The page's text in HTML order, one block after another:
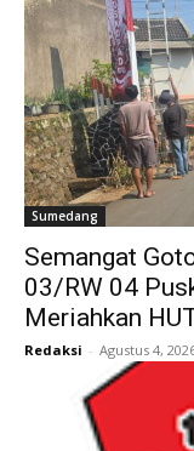
Sumedang
Semangat
03/RW 04
Meriahkan
Redaksi - Agustus 4,